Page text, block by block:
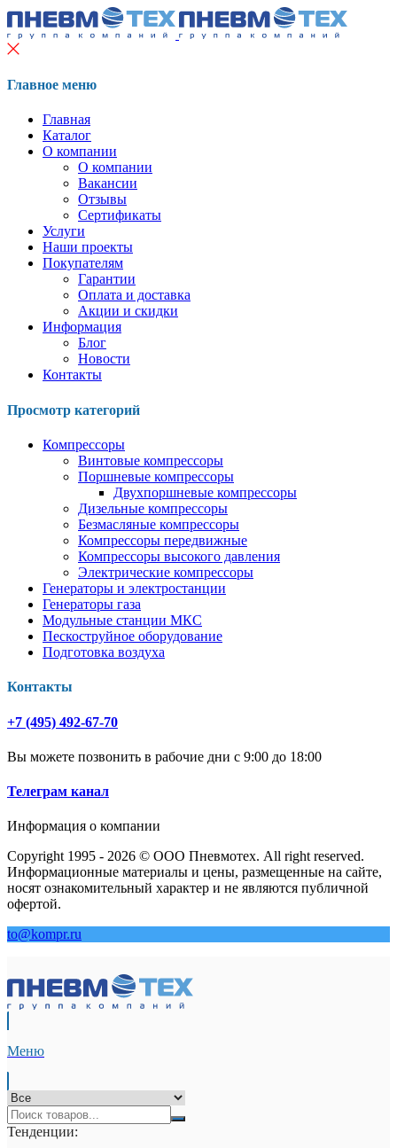
Главное меню
Главная
Каталог
О компании
О компании
Вакансии
Отзывы
Сертификаты
Услуги
Наши проекты
Покупателям
Гарантии
Оплата и доставка
Акции и скидки
Информация
Блог
Новости
Контакты
Просмотр категорий
Компрессоры
Винтовые компрессоры
Поршневые компрессоры
Двухпоршневые компрессоры
Дизельные компрессоры
Безмасляные компрессоры
Компрессоры передвижные
Компрессоры высокого давления
Электрические компрессоры
Генераторы и электростанции
Генераторы газа
Модульные станции МКС
Пескоструйное оборудование
Подготовка воздуха
Контакты
+7 (495) 492-67-70
Вы можете позвонить в рабочие дни с 9:00 до 18:00
Телеграм канал
Информация о компании
Copyright 1995 - 2026 © ООО Пневмотех. All right reserved.
Информационные материалы и цены, размещенные на сайте,
носят ознакомительный характер и не являются публичной
офертой.
to@kompr.ru
Меню
Тенденции: